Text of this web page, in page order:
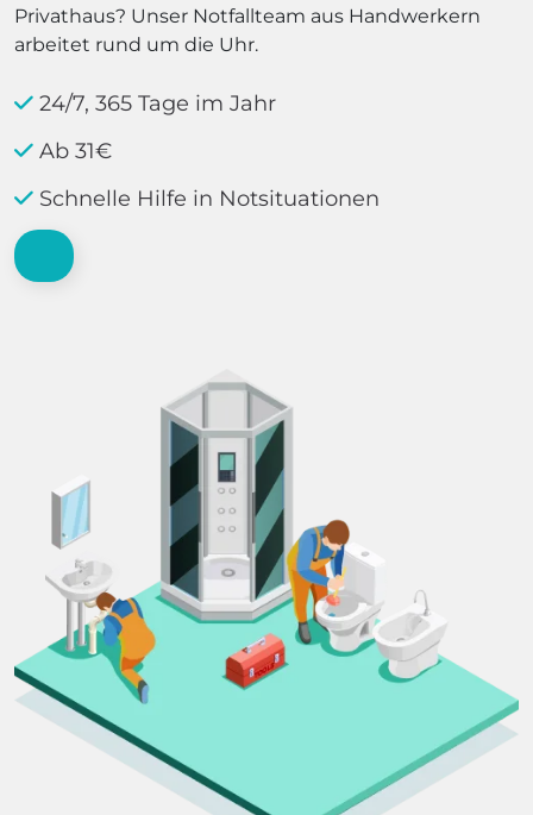
Privathaus? Unser Notfallteam aus Handwerkern
arbeitet rund um die Uhr.
24/7, 365 Tage im Jahr
Ab 31€
Schnelle Hilfe in Notsituationen